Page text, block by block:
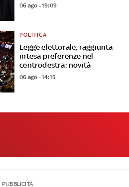
06 ago - 19:09
Legge elettorale, raggiunta
intesa preferenze nel
centrodestra: novità
POLITICA
06 ago - 14:15
PUBBLICITÀ